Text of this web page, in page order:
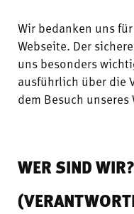
Wir bedanken uns
Webseite. Der
uns besonders
ausführlich über die
dem Besuch
WER SIND WIR?